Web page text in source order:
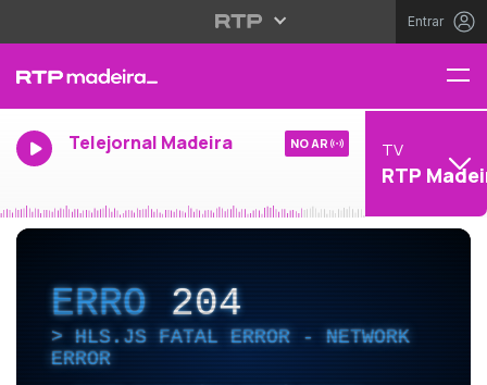
Entrar
Telejornal Madeira NO AR TV
RTP
ERRO204
HLS.JS FATAL ERROR - NETWORK
ERROR